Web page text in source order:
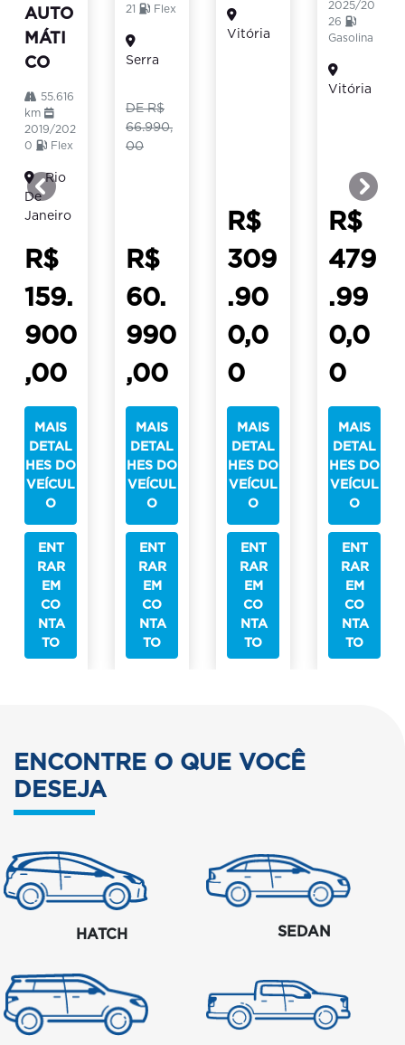
AUTO
MÁTI
CO
55.616
km
2019/202
0
Flex
Rio
De
Janeiro
R$
159.
900
,00
MAIS
DETAL
HES DO
VEÍCUL
O
ENT
RAR
EM
CO
NTA
TO
21
Flex
Serra
DE R$
66.990,
00
R$
60.
990
,00
MAIS
DETAL
HES DO
VEÍCUL
O
ENT
RAR
EM
CO
NTA
TO
Vitória
R$
309
.90
0,0
0
MAIS
DETAL
HES DO
VEÍCUL
O
ENT
RAR
EM
CO
NTA
TO
2025/20
26
Gasolina
Vitória
R$
479
.99
0,0
0
MAIS
DETAL
HES DO
VEÍCUL
O
ENT
RAR
EM
CO
NTA
TO
templates.template-
ENCONTRE O QUE VOCÊ
DESEJA
HATCH SEDAN